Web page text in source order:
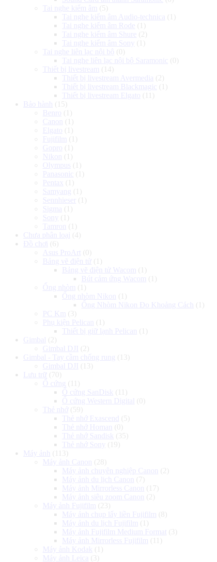
Tai nghe kiểm âm (5)
Tai nghe kiểm âm Audio-technica (1)
Tai nghe kiểm âm Rode (1)
Tai nghe kiểm âm Shure (2)
Tai nghe kiểm âm Sony (1)
Tai nghe liên lạc nội bộ (0)
Tai nghe liên lạc nội bộ Saramonic (0)
Thiết bị livestream (14)
Thiết bị livestream Avermedia (2)
Thiết bị livestream Blackmagic (1)
Thiết bị livestream Elgato (11)
Bảo hành
(15)
Benro (1)
Canon
(1)
Elgato (1)
Fujifilm (1)
Gopro (1)
Nikon
(1)
Olympus (1)
Panasonic (1)
Pentax (1)
Samyang (1)
Sennhieser
(1)
Sigma (1)
Sony (1)
Tamron
(1)
Chưa phân loại (4)
Đồ chơi (6)
Asus ProArt (0)
Bảng vẽ điện tử (1)
Bảng vẽ điện tử Wacom (1)
Bút cảm ứng Wacom (1)
Ống nhòm (1)
Ống nhòm Nikon
(1)
Ống Nhòm Nikon Đo Khoảng Cách
(1)
PC Km (3)
Phụ kiện Pelican
(1)
Thiết bị giữ lạnh Pelican
(1)
Gimbal (2)
Gimbal DJI (2)
Gimbal - Tay cầm chống rung (13)
Gimbal DJI (13)
Lưu trữ (70)
Ổ cứng (11)
Ổ cứng SanDisk (11)
Ổ cứng Western Digital (0)
Thẻ nhớ (59)
Thẻ nhớ Exascend
(5)
Thẻ nhớ Homan
(0)
Thẻ nhớ Sandisk (35)
Thẻ nhớ Sony (19)
Máy ảnh
(113)
Máy ảnh Canon
(28)
Máy ảnh chuyên nghiệp Canon
(2)
Máy ảnh du lịch Canon
(7)
Máy ảnh Mirrorless Canon
(17)
Máy ảnh siêu zoom Canon
(2)
Máy ảnh Fujifilm (23)
Máy ảnh chụp lấy liền Fujifilm (8)
Máy ảnh du lịch Fujifilm (1)
Máy ảnh Fujifilm Medium Format (3)
Máy ảnh Mirrorless Fujifilm (11)
Máy ảnh Kodak (1)
Máy ảnh Leica (3)